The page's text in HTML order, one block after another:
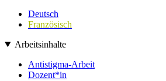
Deutsch
Französisch
Arbeitsinhalte
Antistigma-Arbeit
Dozent*in